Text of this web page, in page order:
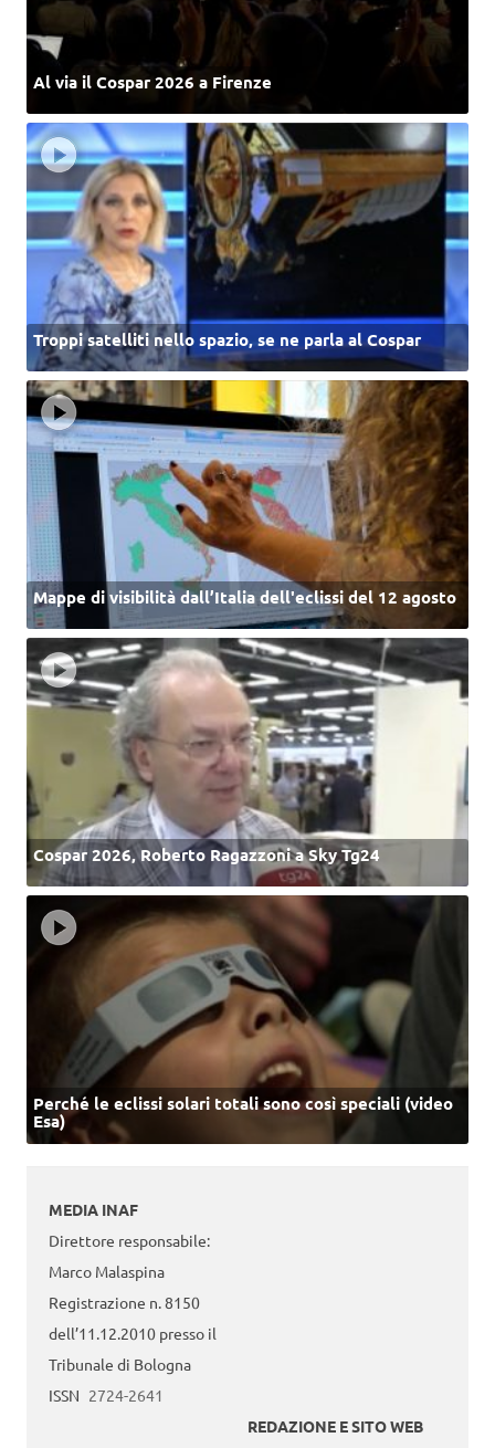
Al via il Cospar 2026 a Firenze
Troppi satelliti nello spazio, se ne parla al Cospar
Mappe di visibilità dall’Italia dell'eclissi del 12 agosto
Cospar 2026, Roberto Ragazzoni a Sky Tg24
Perché le eclissi solari totali sono così speciali (video
Esa)
MEDIA INAF
Direttore responsabile:
Marco Malaspina
Registrazione n. 8150
dell’11.12.2010 presso il
Tribunale di Bologna
ISSN 2724-2641
REDAZIONE E SITO WEB